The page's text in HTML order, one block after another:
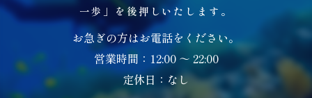
一歩」を後押しいたします。
お急ぎの方はお電話をください。
営業時間：12:00 ～ 22:00
定休日：なし